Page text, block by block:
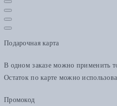
Подарочная карта
В одном заказе можно применить
Остаток по карте можно
Промокод